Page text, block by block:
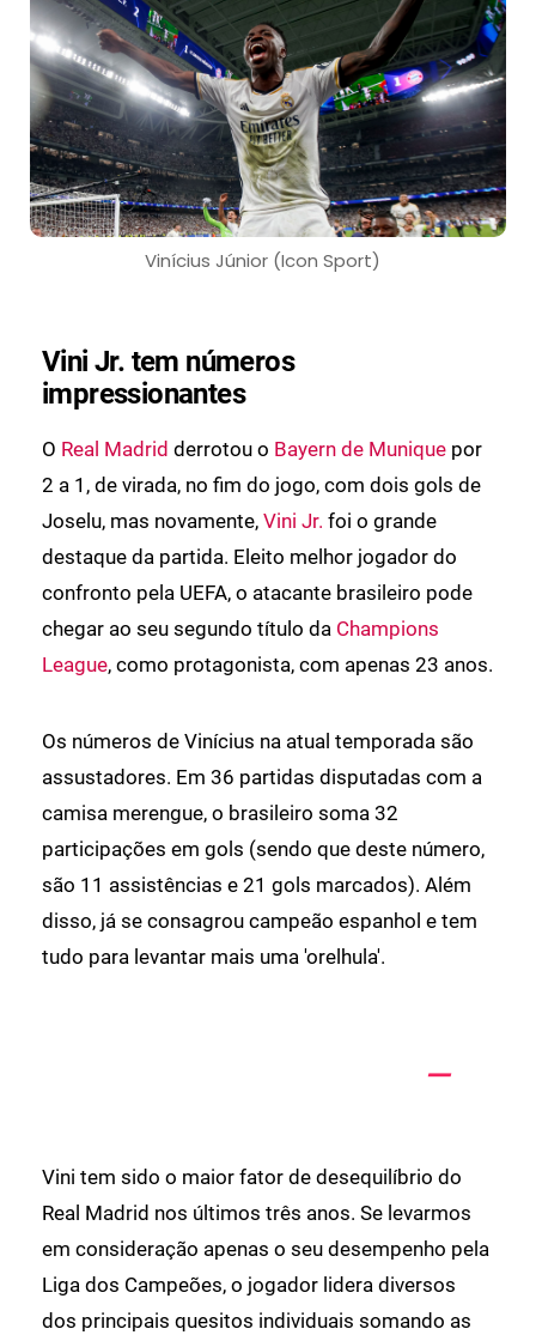
Vinícius Júnior (Icon Sport)
Vini Jr. tem números
impressionantes
O Real Madrid derrotou o Bayern de Munique por
2 a 1, de virada, no fim do jogo, com dois gols de
Joselu, mas novamente, Vini Jr. foi o grande
destaque da partida. Eleito melhor jogador do
confronto pela UEFA, o atacante brasileiro pode
chegar ao seu segundo título da Champions
League, como protagonista, com apenas 23 anos.
Os números de Vinícius na atual temporada são
assustadores. Em 36 partidas disputadas com a
camisa merengue, o brasileiro soma 32
participações em gols (sendo que deste número,
são 11 assistências e 21 gols marcados). Além
disso, já se consagrou campeão espanhol e tem
tudo para levantar mais uma 'orelhula'.
Vini tem sido o maior fator de desequilíbrio do
Real Madrid nos últimos três anos. Se levarmos
em consideração apenas o seu desempenho pela
Liga dos Campeões, o jogador lidera diversos
dos principais quesitos individuais somando as